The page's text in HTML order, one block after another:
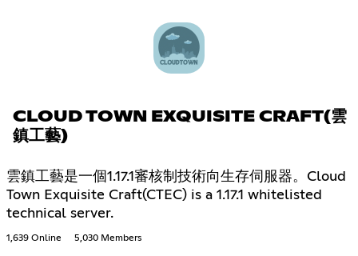
CLOUD TOWN EXQUISITE CRAFT(雲
鎮工藝)
雲鎮工藝是一個1.17.1審核制技術向生存伺服器。Cloud
Town Exquisite Craft(CTEC) is a 1.17.1 whitelisted
technical server.
1,639 Online 5,030 Members